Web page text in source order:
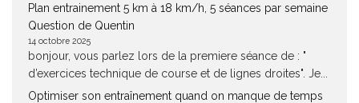
Plan entrainement 5 km à 18 km/h, 5 séances par semaine
Question de Quentin
14 octobre 2025
bonjour, vous parlez lors de la premiere séance de : "
d’exercices technique de course et de lignes droites". Je...
Optimiser son entraînement quand on manque de temps